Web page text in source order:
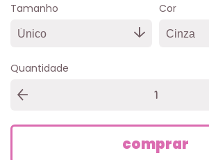
Tamanho Cor
Quantidade